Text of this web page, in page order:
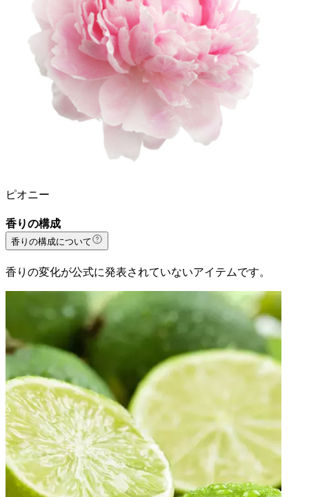
ピオニー
香りの構成
香りの構成について
香りの変化が公式に発表されていないアイテムです。